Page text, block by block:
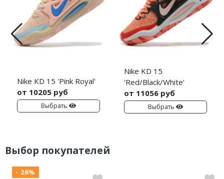
Nike KD 15 'Pink Royal'
от 10205 руб
Выбрать
Nike KD 15
'Red/Black/White'
от 11056 руб
Выбрать
Выбор покупателей
- 26%